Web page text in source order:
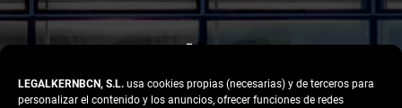
LEGALKERNBCN, S.L. usa cookies propias (necesarias) y de terceros para
personalizar el contenido y los anuncios, ofrecer funciones de redes